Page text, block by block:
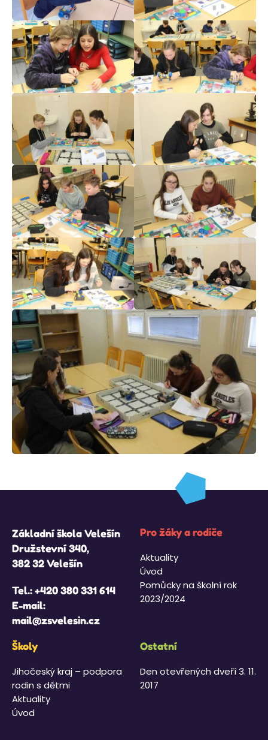
Základní škola Velešín
Družstevní 340,
382 32 Velešín
Tel.:+420 380 331 614
E-mail:
mail@zsvelesin.cz
Pro žáky a rodiče
Aktuality
Úvod
Pomůcky na školní rok
2023/2024
Školy
Jihočeský kraj – podpora
rodin s dětmi
Aktuality
Úvod
Ostatní
Den otevřených dveří 3. 11.
2017